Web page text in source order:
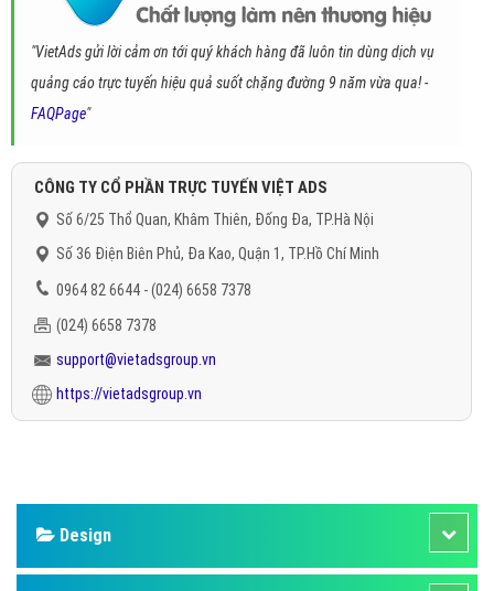
"VietAds gửi lời cảm ơn tới quý khách hàng đã luôn tin dùng dịch vụ
quảng cáo trực tuyến hiệu quả suốt chặng đường 9 năm vừa qua! -
FAQPage"
CÔNG TY CỔ PHẦN TRỰC TUYẾN VIỆT ADS
Số 6/25 Thổ Quan, Khâm Thiên, Đống Đa, TP.Hà Nội
Số 36 Điện Biên Phủ, Đa Kao, Quận 1, TP.Hồ Chí Minh
0964 82 6644 - (024) 6658 7378
(024) 6658 7378
support@vietadsgroup.vn
https://vietadsgroup.vn